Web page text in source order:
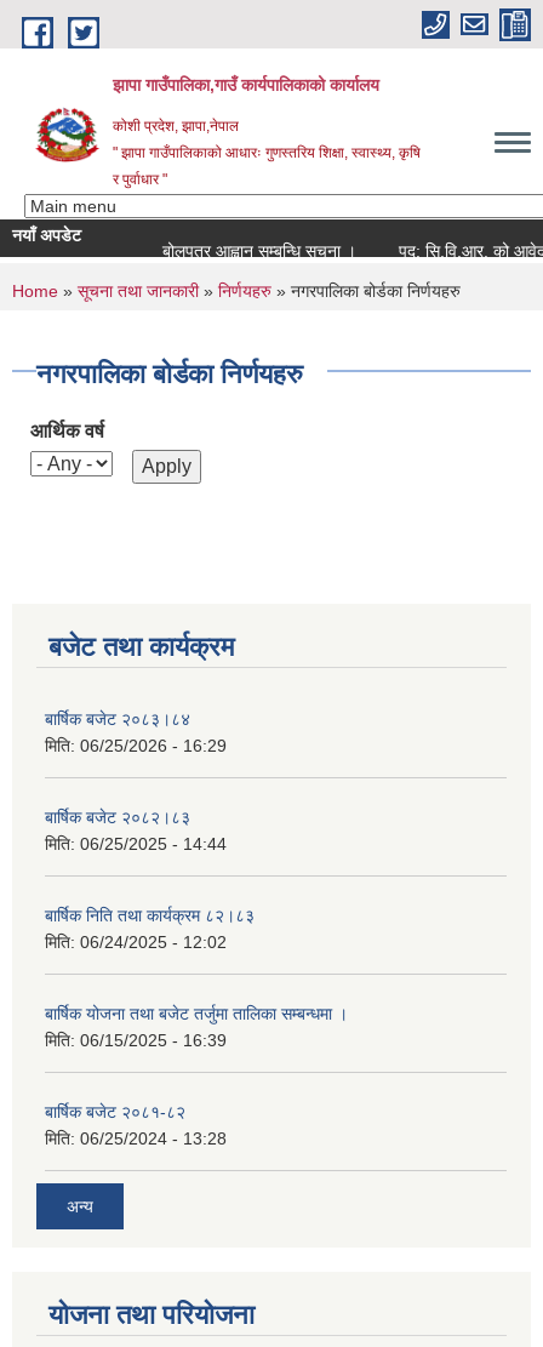
Skip to main content
झापा गाउँपालिका,गाउँ कार्यपालिकाको कार्यालय
कोशी प्रदेश, झापा,नेपाल
" झापा गाउँपालिकाको आधारः गुणस्तरिय शिक्षा, स्वास्थ्य, कृषि
र पुर्वाधार "
नयाँ अपडेट
बोलपत्र आह्वान सम्बन्धि सूचना ।
पद: सि.वि.आर. को आवेदन
You are here
Home » सूचना तथा जानकारी» निर्णयहरु » नगरपालिका बोर्डका निर्णयहरु
नगरपालिका बोर्डका निर्णयहरु
आर्थिक वर्ष
बजेट तथा कार्यक्रम
बार्षिक बजेट २०८३।८४
मिति: 06/25/2026 - 16:29
बार्षिक बजेट २०८२।८३
मिति: 06/25/2025 - 14:44
बार्षिक निति तथा कार्यक्रम ८२।८३
मिति: 06/24/2025 - 12:02
बार्षिक योजना तथा बजेट तर्जुमा तालिका सम्बन्धमा ।
मिति: 06/15/2025 - 16:39
बार्षिक बजेट २०८१-८२
मिति: 06/25/2024 - 13:28
अन्य
योजना तथा परियोजना